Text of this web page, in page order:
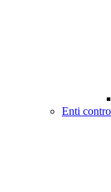
Enti